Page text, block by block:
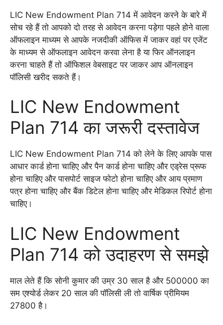
LIC New Endowment Plan 714 में आवेदन करने के बारे में
सोच रहे हैं तो आपको दो तरह से आवेदन करना पड़ेगा पहले होने वाला
ऑफलाइन माध्यम से आपके नजदीकी ऑफिस में जाकर वहां पर एजेंट
के माध्यम से ऑफलाइन आवेदन करवा लेना है या फिर ऑनलाइन
करना चाहते हैं तो ऑफिशल वेबसाइट पर जाकर आप ऑनलाइन
पॉलिसी खरीद सकते हैं।
LIC New Endowment
Plan 714 का जरूरी दस्तावेज
LIC New Endowment Plan 714 को लेने के लिए आपके पास
आधार कार्ड होना चाहिए और पैन कार्ड होना चाहिए और एड्रेस प्रूफ
होना चाहिए और पासपोर्ट साइज फोटो होना चाहिए और आय प्रमाण
पत्र होना चाहिए और बैंक डिटेल होना चाहिए और मेडिकल रिपोर्ट होना
चाहिए।
LIC New Endowment
Plan 714 को उदाहरण से समझे
माल लेते हैं कि सोनी कुमार की उम्र 30 साल है और 500000 का
सम एश्योर्ड लेकर 20 साल की पॉलिसी ली तो वार्षिक प्रीमियम
27800 है।